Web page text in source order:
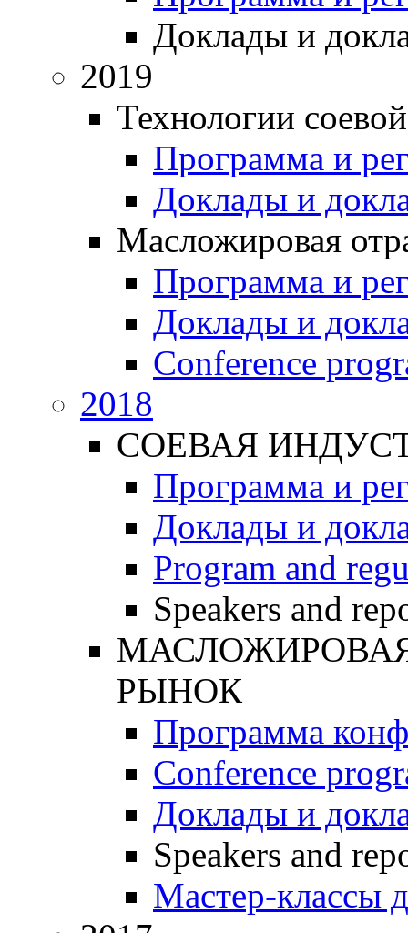
Доклады и
2019
Технологии
Программа и
Доклады и
Масложировая
Программа и
Доклады и
Conference
2018
СОЕВАЯ
Программа и
Доклады и
Program and
Speakers and
РЫНОК
Программа
Conference
Доклады и
Speakers and
Мастер-классы